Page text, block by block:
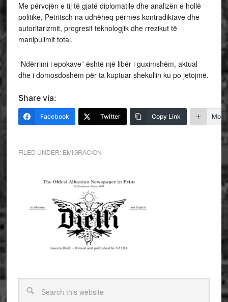
Me përvojën e tij të gjatë diplomatile dhe analizën e hollë
politike, Petritsch na udhëheq përmes kontradiktave dhe
autoritarizmit, progresit teknologjik dhe rrezikut të
manipulimit total.
“Ndërrimi i epokave” është një libër i guximshëm, aktual
dhe i domosdoshëm për ta kuptuar shekullin ku po jetojmë.
Share via:
Facebook Twitter Copy Link More
FILED UNDER: EMIGRACION